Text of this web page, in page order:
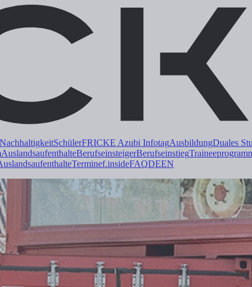
NachhaltigkeitSchülerFRICKE Azubi InfotagAusbildungDuales
AuslandsaufenthalteBerufseinsteigerBerufseinstiegTrainee
Terminef.insideFAQDEEN